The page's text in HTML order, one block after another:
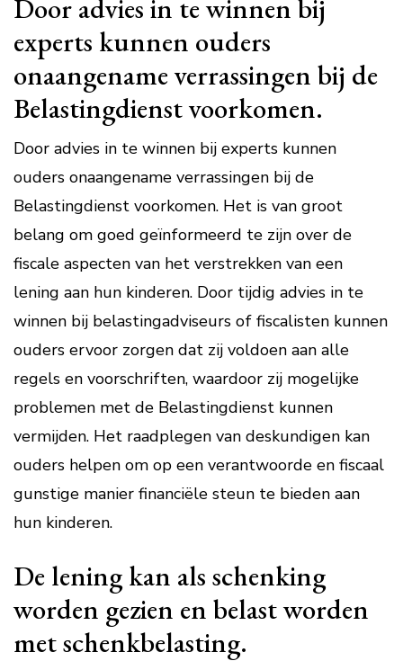
Door advies in te winnen bij
experts kunnen ouders
onaangename verrassingen bij de
Belastingdienst voorkomen.
Door advies in te winnen bij experts kunnen
ouders onaangename verrassingen bij de
Belastingdienst voorkomen. Het is van groot
belang om goed geïnformeerd te zijn over de
fiscale aspecten van het verstrekken van een
lening aan hun kinderen. Door tijdig advies in te
winnen bij belastingadviseurs of fiscalisten kunnen
ouders ervoor zorgen dat zij voldoen aan alle
regels en voorschriften, waardoor zij mogelijke
problemen met de Belastingdienst kunnen
vermijden. Het raadplegen van deskundigen kan
ouders helpen om op een verantwoorde en fiscaal
gunstige manier financiële steun te bieden aan
hun kinderen.
De lening kan als schenking
worden gezien en belast worden
met schenkbelasting.